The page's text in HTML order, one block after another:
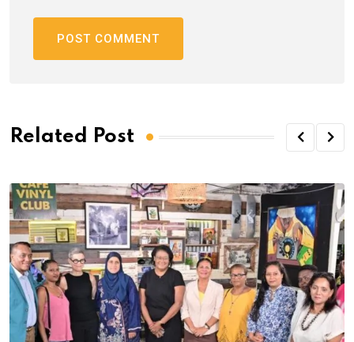
Related Post